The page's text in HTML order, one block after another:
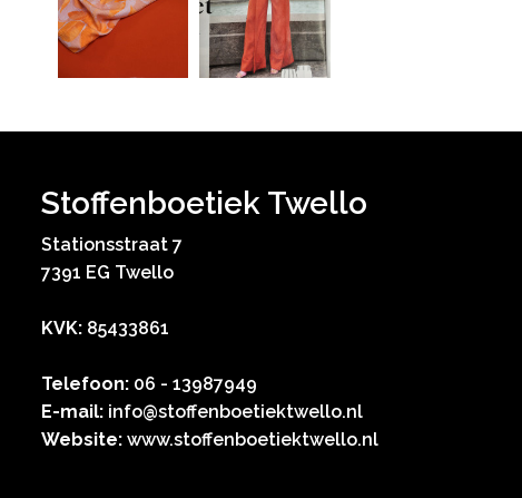
Stoffenboetiek Twello
Stationsstraat 7
7391 EG Twello
KVK: 85433861
Telefoon: 06 - 13987949
E-mail: info@stoffenboetiektwello.nl
Website: www.stoffenboetiektwello.nl